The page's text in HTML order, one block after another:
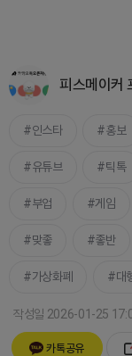
피스메이커
인스타 홍보
유튜브 틱톡
부업 게임
맞좋 좋반
가상화폐 대
작성일 2026-01-25
카톡공유